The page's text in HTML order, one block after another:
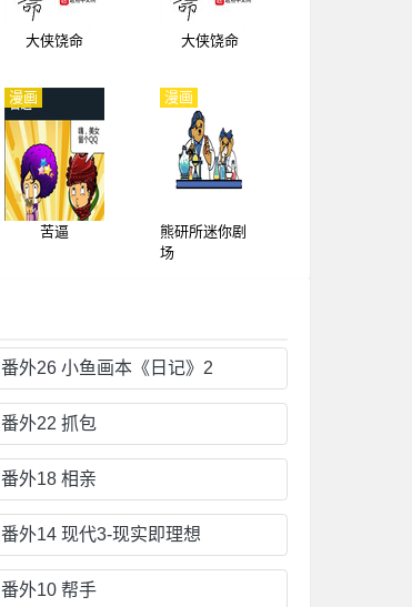
大侠饶命 大侠饶命
苦逼
漫画
熊研所迷你剧
场
漫画
番外26 小鱼画本《日记》2
番外22 抓包
番外18 相亲
番外14 现代3-现实即理想
番外10 帮手